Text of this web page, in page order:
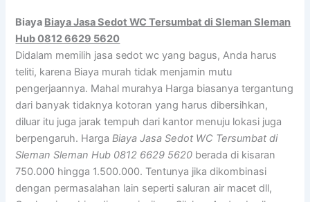
Biaya Biaya Jasa Sedot WC Tersumbat di Sleman Sleman
Hub 0812 6629 5620
Didalam memilih jasa sedot wc yang bagus, Anda harus
teliti, karena Biaya murah tidak menjamin mutu
pengerjaannya. Mahal murahya Harga biasanya tergantung
dari banyak tidaknya kotoran yang harus dibersihkan,
diluar itu juga jarak tempuh dari kantor menuju lokasi juga
berpengaruh. HargaBiaya Jasa Sedot WC Tersumbat di
Sleman Sleman Hub 0812 6629 5620 berada di kisaran
750.000 hingga 1.500.000. Tentunya jika dikombinasi
dengan permasalahan lain seperti saluran air macet dll,